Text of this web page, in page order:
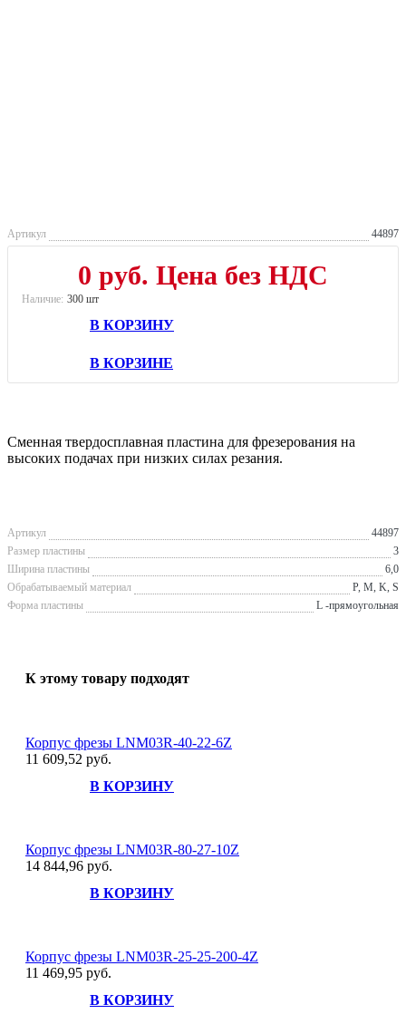
Артикул 44897
0 руб. Цена без НДС
Наличие: 300 шт
В КОРЗИНУ
В КОРЗИНЕ
Сменная твердосплавная пластина для фрезерования на
высоких подачах при низких силах резания.
Артикул
44897
Размер пластины
3
Ширина пластины
6,0
Обрабатываемый материал
P, M, K, S
Форма пластины
L -прямоугольная
К этому товару подходят
Корпус фрезы LNM03R-40-22-6Z
11 609,52 руб.
В КОРЗИНУ
Корпус фрезы LNM03R-80-27-10Z
14 844,96 руб.
В КОРЗИНУ
Корпус фрезы LNM03R-25-25-200-4Z
11 469,95 руб.
В КОРЗИНУ